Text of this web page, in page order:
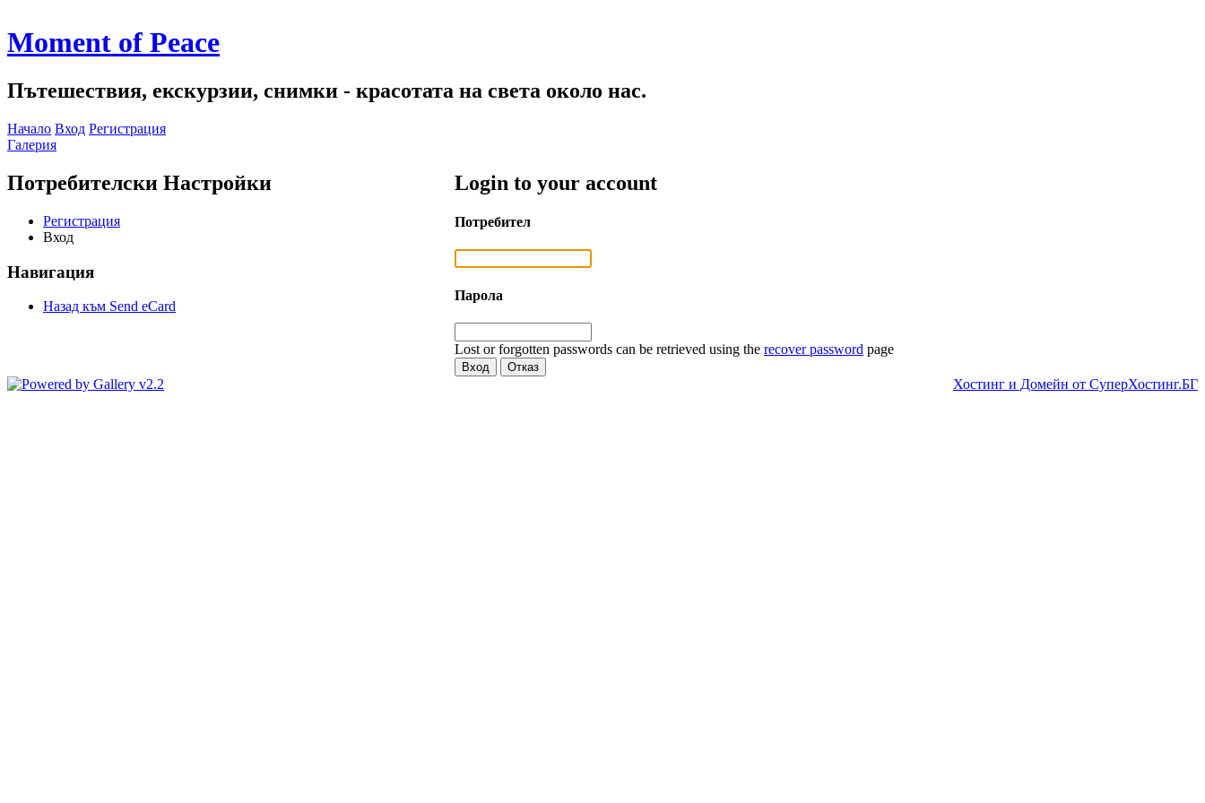
Moment of Peace
Пътешествия, екскурзии, снимки - красотата на света около нас.
Начало Вход Регистрация
Галерия
Потребителски Настройки
Регистрация
Вход
Навигация
Назад към Send eCard
Login to your account
Потребител
Парола
Lost or forgotten passwords can be retrieved using the recover password page
Хостинг и Домейн от СуперХостинг.БГ